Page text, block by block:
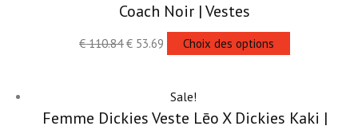
Coach Noir | Vestes
€110.84 € 53.69 Choix des options
Sale!
Femme Dickies Veste Lēo X Dickies Kaki |